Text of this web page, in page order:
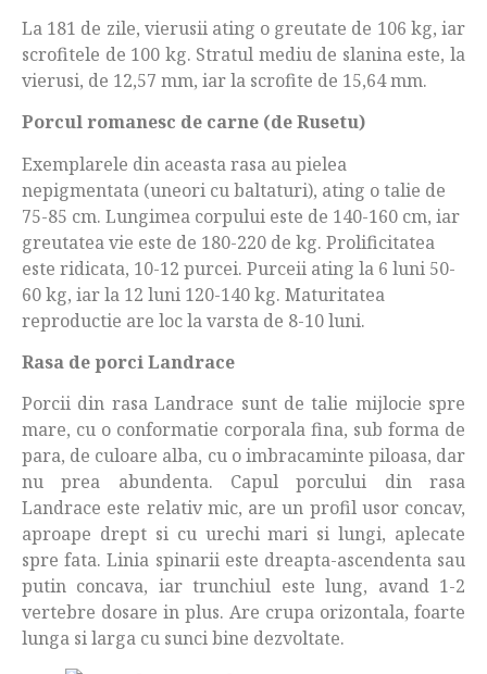
La 181 de zile, vierusii ating o greutate de 106 kg, iar
scrofitele de 100 kg. Stratul mediu de slanina este, la
vierusi, de 12,57 mm, iar la scrofite de 15,64 mm.
Porcul romanesc de carne (de Rusetu)
Exemplarele din aceasta rasa au pielea
nepigmentata (uneori cu baltaturi), ating o talie de
75-85 cm. Lungimea corpului este de 140-160 cm, iar
greutatea vie este de 180-220 de kg. Prolificitatea
este ridicata, 10-12 purcei. Purceii ating la 6 luni 50-
60 kg, iar la 12 luni 120-140 kg. Maturitatea
reproductie are loc la varsta de 8-10 luni.
Rasa de porci Landrace
Porcii din rasa Landrace sunt de talie mijlocie spre
mare, cu o conformatie corporala fina, sub forma de
para, de culoare alba, cu o imbracaminte piloasa, dar
nu prea abundenta. Capul porcului din rasa
Landrace este relativ mic, are un profil usor concav,
aproape drept si cu urechi mari si lungi, aplecate
spre fata. Linia spinarii este dreapta-ascendenta sau
putin concava, iar trunchiul este lung, avand 1-2
vertebre dosare in plus. Are crupa orizontala, foarte
lunga si larga cu sunci bine dezvoltate.